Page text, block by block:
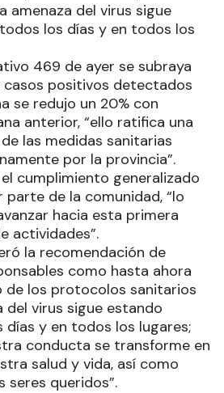
amenaza del virus sigue
los días y en todos los
469 de ayer se subraya
casos positivos detectados
se redujo un 20% con
anterior, “ello ratifica una
las medidas sanitarias
por la provincia”.
cumplimiento generalizado
parte de la comunidad, “lo
hacia esta primera
actividades”.
la recomendación de
como hasta ahora
de los protocolos sanitarios
del virus sigue estando
y en todos los lugares;
conducta se transforme en
salud y vida, así como
seres queridos”.